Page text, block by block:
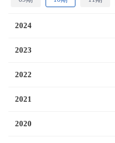
2024
2023
2022
2021
2020